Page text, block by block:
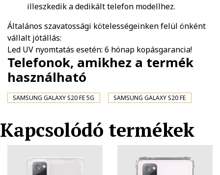
illeszkedik a dedikált telefon modellhez.
Általános szavatossági kötelességeinken felül önként
vállalt jótállás:
Led UV nyomtatás esetén: 6 hónap kopásgarancia!
Telefonok, amikhez a termék
használható
SAMSUNG GALAXY S20 FE 5G SAMSUNG GALAXY S20 FE
Kapcsolódó termékek